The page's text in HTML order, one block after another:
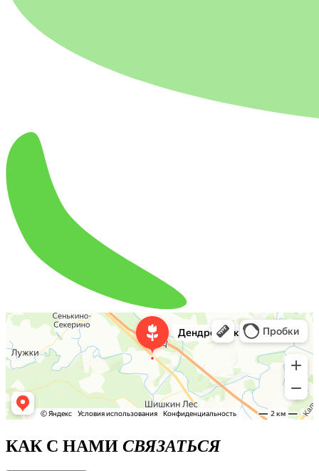
КАК С НАМИ СВЯЗАТЬСЯ